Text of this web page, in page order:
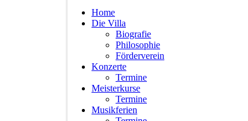
Home
Die Villa
Biografie
Philosophie
Förderverein
Konzerte
Termine
Meisterkurse
Termine
Musikferien